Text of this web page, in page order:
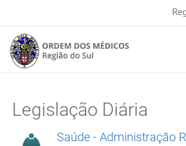
Legislação Diária
Saúde - Administração